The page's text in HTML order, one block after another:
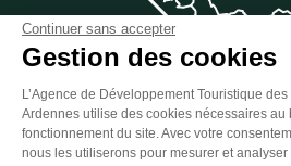
Suivez-nous sur
Suivez-
Continuer sans accepter
Gestion des cookies
L’Agence de Développement Touristique des
Ardennes utilise des cookies nécessaires au
fonctionnement du site. Avec votre
nous les utiliserons pour mesurer et